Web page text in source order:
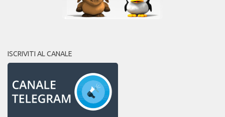
ISCRIVITI AL CANALE